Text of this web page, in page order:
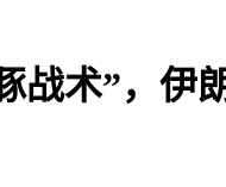
战术”，伊